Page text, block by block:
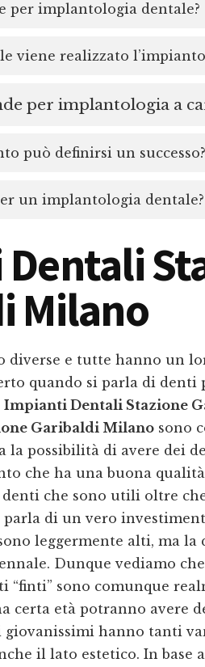
per implantologia dentale?
viene realizzato
per implantologia a
può definirsi un successo?
un implantologia dentale?
Milano
diverse e tutte hanno un
quando si parla di denti
Impianti Dentali Stazione
Garibaldi Milano sono
la possibilità di avere dei
che ha una buona qualità
denti che sono utili oltre
parla di un vero
leggermente alti, ma la
Dunque vediamo
“finti” sono comunque
certa età potranno avere
hanno tanti
il lato estetico. In base